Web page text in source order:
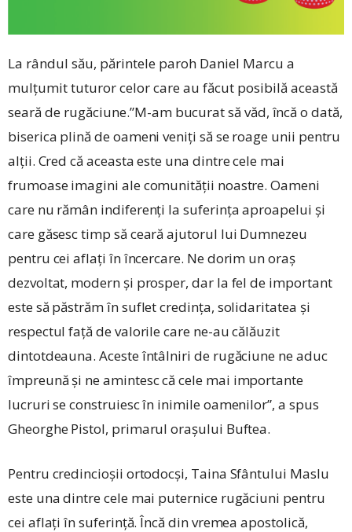
La rândul său, părintele paroh Daniel Marcu a
mulțumit tuturor celor care au făcut posibilă această
seară de rugăciune.”M-am bucurat să văd, încă o dată,
biserica plină de oameni veniți să se roage unii pentru
alții. Cred că aceasta este una dintre cele mai
frumoase imagini ale comunității noastre. Oameni
care nu rămân indiferenți la suferința aproapelui și
care găsesc timp să ceară ajutorul lui Dumnezeu
pentru cei aflați în încercare. Ne dorim un oraș
dezvoltat, modern și prosper, dar la fel de important
este să păstrăm în suflet credința, solidaritatea și
respectul față de valorile care ne-au călăuzit
dintotdeauna. Aceste întâlniri de rugăciune ne aduc
împreună și ne amintesc că cele mai importante
lucruri se construiesc în inimile oamenilor”, a spus
Gheorghe Pistol, primarul orașului Buftea.
Pentru credincioșii ortodocși, Taina Sfântului Maslu
este una dintre cele mai puternice rugăciuni pentru
cei aflați în suferință. Încă din vremea apostolică,